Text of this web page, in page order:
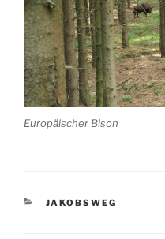
Europäischer Bison
KATEGORIEN
JAKOBSWEG